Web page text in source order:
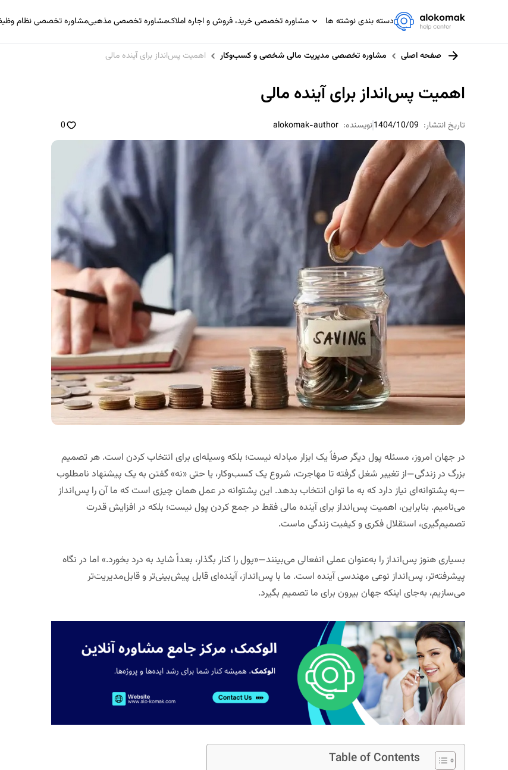
دسته بندی نوشته ها
مشاوره تخصصی IT
مشاوره خانواده
مشاوره ورزشی
مشاوره تخصصی خرید، فروش و اجاره املاکمشاوره تخصصی مذهبیمشاوره تخصصی نظام
صفحه اصلی مشاوره تخصصی مدیریت مالی شخصی و کسب‌وکار اهمیت پس‌انداز برای آینده مالی
اهمیت پس‌انداز برای آینده مالی
تاریخ انتشار: 1404/10/09نویسنده: alokomak-author
0
در جهان امروز، مسئله پول دیگر صرفاً یک ابزار مبادله نیست؛ بلکهوسیله‌ای برای انتخاب کردن است. هر تصمیم
بزرگ در زندگی—از تغییر شغل گرفته تا مهاجرت، شروع یک کسب‌وکار، یا حتی «نه» گفتن به یک پیشنهاد نامطلوب
—به پشتوانه‌ای نیاز دارد که به ما توان انتخاب بدهد. این پشتوانه در عمل همان چیزی است که ما آن را پس‌انداز
می‌نامیم. بنابراین، اهمیت پس‌انداز برای آینده مالیفقط در جمع کردن پول نیست؛ بلکه در افزایش قدرت
تصمیم‌گیری، استقلال فکری و کیفیت زندگی ماست.
بسیاری هنوز پس‌انداز را به‌عنوان عملی انفعالی می‌بینند—«پول را کنار بگذار، بعداً شاید به درد بخورد.» اما در نگاه
پیشرفته‌تر، پس‌انداز نوعی مهندسی آینده است. ما با پس‌انداز، آینده‌ای قابل پیش‌بینی‌تر و قابل‌مدیریت‌تر
می‌سازیم، به‌جای اینکه جهان بیرون برای ما تصمیم بگیرد.
Table of Contents